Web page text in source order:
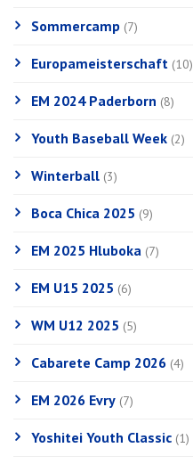
Sommercamp (7)
Europameisterschaft (10)
EM 2024 Paderborn (8)
Youth Baseball Week (2)
Winterball (3)
Boca Chica 2025 (9)
EM 2025 Hluboka (7)
EM U15 2025 (6)
WM U12 2025 (5)
Cabarete Camp 2026 (4)
EM 2026 Evry (7)
Yoshitei Youth Classic (1)